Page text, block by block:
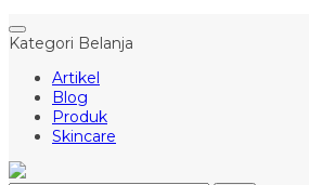
Kategori Belanja
Artikel
Blog
Produk
Skincare